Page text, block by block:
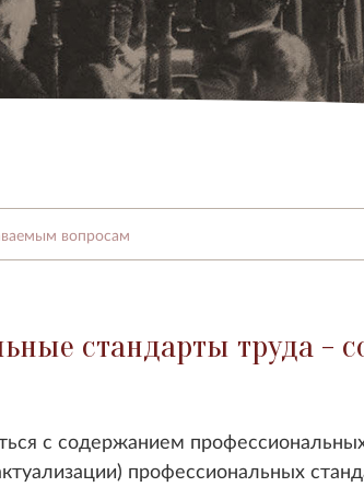
стандарты труда -
с содержанием
профессиональных